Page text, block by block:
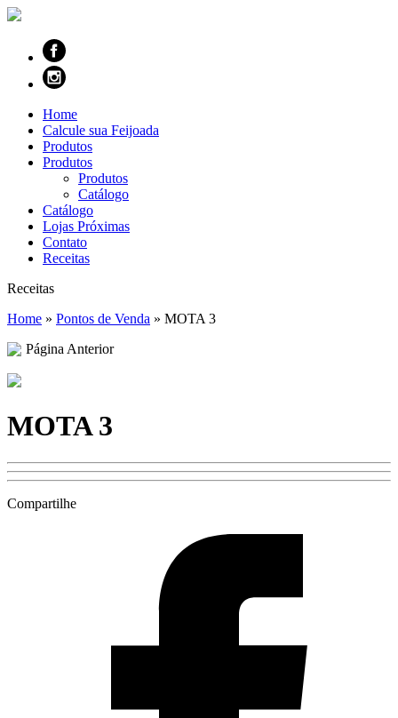
Home
Calcule sua Feijoada
Produtos
Produtos
Produtos
Catálogo
Catálogo
Lojas Próximas
Contato
Receitas
Receitas
Home » Pontos de Venda » MOTA 3
Página Anterior
MOTA 3
Compartilhe